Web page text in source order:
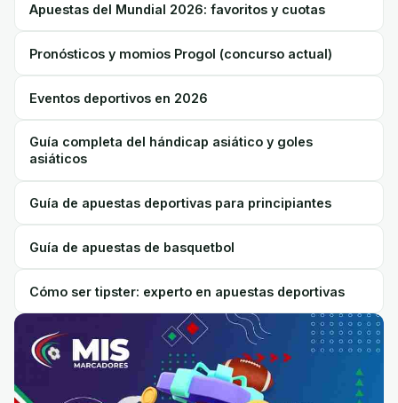
Apuestas del Mundial 2026: favoritos y cuotas
Pronósticos y momios Progol (concurso actual)
Eventos deportivos en 2026
Guía completa del hándicap asiático y goles
asiáticos
Guía de apuestas deportivas para principiantes
Guía de apuestas de basquetbol
Cómo ser tipster: experto en apuestas deportivas